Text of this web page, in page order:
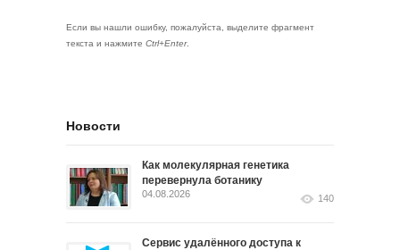
Если вы нашли ошибку, пожалуйста, выделите фрагмент
текста и нажмите Ctrl+Enter.
Новости
Как молекулярная генетика
перевернула ботанику
04.08.2026 140
Сервис удалённого доступа к